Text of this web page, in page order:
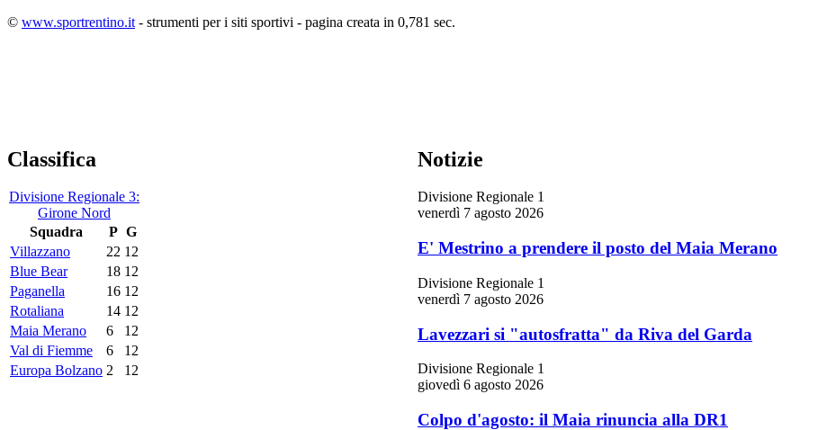
© www.sportrentino.it - strumenti per i siti sportivi - pagina creata in 0,781 sec.
Classifica
Divisione Regionale 3:
Girone Nord
Squadra
P G
Villazzano
22 12
Blue Bear
18 12
Paganella
16 12
Rotaliana
14 12
Maia Merano
6
12
Val di Fiemme
6
12
Europa Bolzano 2 12
Notizie
Divisione Regionale 1
venerdì 7 agosto 2026
E' Mestrino a prendere il posto del Maia Merano
Divisione Regionale 1
venerdì 7 agosto 2026
Lavezzari si "autosfratta" da Riva del Garda
Divisione Regionale 1
giovedì 6 agosto 2026
Colpo d'agosto: il Maia rinuncia alla DR1